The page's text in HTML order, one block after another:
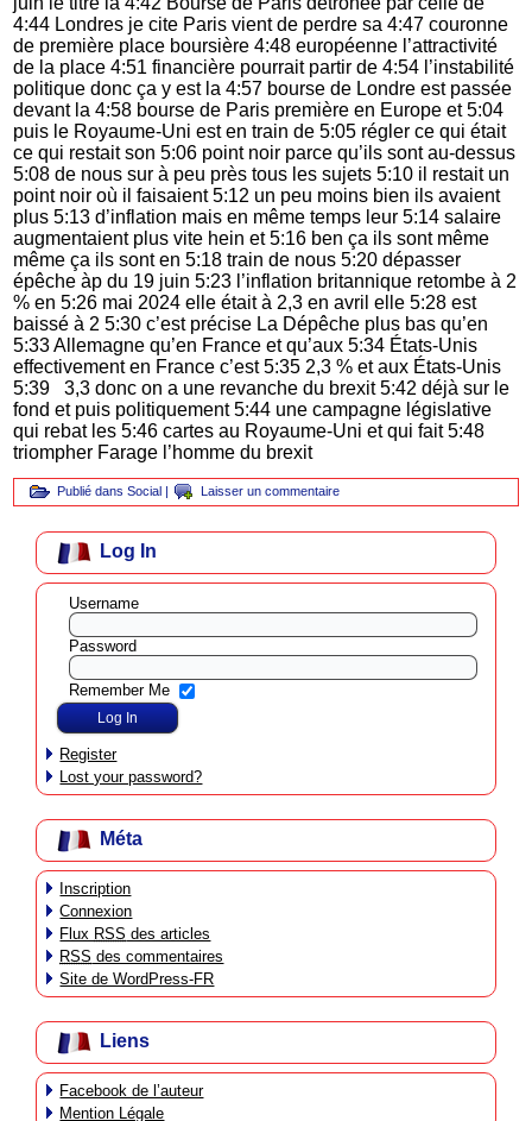
4:44 Londres je cite Paris vient de perdre sa 4:47 couronne
de première place boursière 4:48 européenne l’attractivité
de la place 4:51 financière pourrait partir de 4:54 l’instabilité
politique donc ça y est la 4:57 bourse de Londre est passée
devant la 4:58 bourse de Paris première en Europe et 5:04
puis le Royaume-Uni est en train de 5:05 régler ce qui était
ce qui restait son 5:06 point noir parce qu’ils sont au-dessus
5:08 de nous sur à peu près tous les sujets 5:10 il restait un
point noir où il faisaient 5:12 un peu moins bien ils avaient
plus 5:13 d’inflation mais en même temps leur 5:14 salaire
augmentaient plus vite hein et 5:16 ben ça ils sont même
même ça ils sont en 5:18 train de nous 5:20 dépasser
épêche àp du 19 juin 5:23 l’inflation britannique retombe à 2
% en 5:26 mai 2024 elle était à 2,3 en avril elle 5:28 est
baissé à 2 5:30 c’est précise La Dépêche plus bas qu’en
5:33 Allemagne qu’en France et qu’aux 5:34 États-Unis
effectivement en France c’est 5:35 2,3 % et aux États-Unis
5:39 3,3 donc on a une revanche du brexit 5:42 déjà sur le
fond et puis politiquement 5:44 une campagne législative
qui rebat les 5:46 cartes au Royaume-Uni et qui fait 5:48
triompher Farage l’homme du brexit
Publié dans Social | Laisser un commentaire
Log In
Username
Password
Remember Me
Register
Lost your password?
Méta
Inscription
Connexion
Flux RSS des articles
RSS des commentaires
Site de WordPress-FR
Liens
Facebook de l’auteur
Mention Légale